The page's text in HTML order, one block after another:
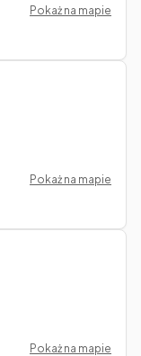
Pokaż na mapie
Pokaż na mapie
Pokaż na mapie